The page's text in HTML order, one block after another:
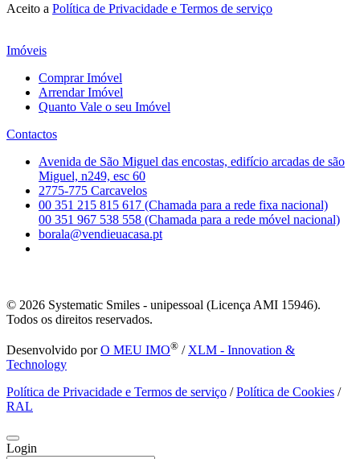
Aceito a Política de Privacidade e Termos de serviço
Imóveis
Comprar Imóvel
Arrendar Imóvel
Quanto Vale o seu Imóvel
Contactos
Avenida de São Miguel das encostas, edifício arcadas de são
Miguel, n249, esc 60
2775-775 Carcavelos
00 351 215 815 617 (Chamada para a rede fixa nacional)
00 351 967 538 558 (Chamada para a rede móvel nacional)
borala@vendieuacasa.pt
© 2026 Systematic Smiles - unipessoal (Licença AMI 15946).
Todos os direitos reservados.
Desenvolvido porO MEU IMO® / XLM - Innovation &
Technology
Política de Privacidade e Termos de serviço /Política de Cookies /
RAL
Login